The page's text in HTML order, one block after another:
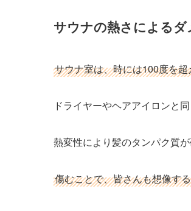
サウナの熱さによるダ
サウナ室は、時には100度を
ドライヤーやヘアアイロンと
熱変性により髪のタンパク質
傷むことで、皆さんも想像す